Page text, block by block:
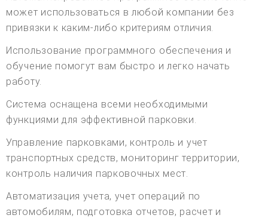
может использоваться в любой компании без
привязки к каким-либо критериям отличия.
Использование программного обеспечения и
обучение помогут вам быстро и легко начать
работу.
Система оснащена всеми необходимыми
функциями для эффективной парковки.
Управление парковками, контроль и учет
транспортных средств, мониторинг территории,
контроль наличия парковочных мест.
Автоматизация учета, учет операций по
автомобилям, подготовка отчетов, расчет и